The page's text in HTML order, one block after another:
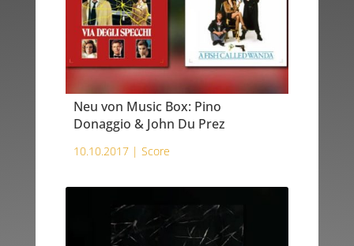
Neu von Music Box: Pino
Donaggio & John Du Prez
10.10.2017 | Score